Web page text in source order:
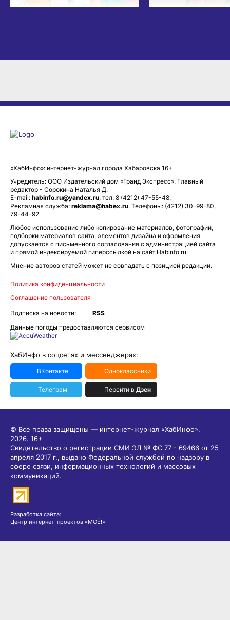
«ХабИнфо»: интернет-журнал города Хабаровска 16+
Учредитель: ООО Издательский дом «Гранд Экспресс». Главный
редактор - Сорокина Наталья Д.
E-mail: habinfo.ru@yandex.ru; тел. 8 (4212) 47-55-48.
Рекламная служба: reklama@habex.ru. Телефоны: (4212) 30-99-80,
79-44-92
Любое использование либо копирование материалов, фотографий,
подборки материалов сайта, элементов дизайна и оформления
допускается с письменного согласования с администрацией сайта
и прямой индексируемой гиперссылкой на сайт Habinfo.ru.
Мнение авторов статей может не совпадать с позицией редакции.
Политика конфиденциальности
Соглашение пользователя
Подписка на новости:
RSS
Данные погоды предоставляются сервисом
ХабИнфо в соцсетях и мессенджерах:
ВКонтакте Одноклассники
Телеграм Перейти в Дзен
© Все права защищены — интернет-журнал «ХабИнфо»,
2026. 16+
Свидетельство о регистрации СМИ ЭЛ № ФС 77 - 69466 от 25
апреля 2017 г., выдано Федеральной службой по надзору в
сфере связи, информационных технологий и массовых
коммуникаций.
Разработка сайта:
Центр интернет-проектов «МОЁ!»